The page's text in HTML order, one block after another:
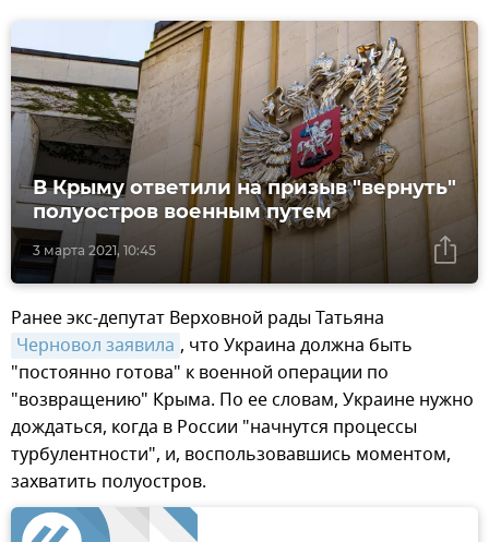
3 марта 2021, 10:45
В Крыму ответили на призыв "вернуть"
полуостров военным путем
Ранее экс-депутат Верховной рады Татьяна
Черновол заявила , что Украина должна быть
"постоянно готова" к военной операции по
"возвращению" Крыма. По ее словам, Украине нужно
дождаться, когда в России "начнутся процессы
турбулентности", и, воспользовавшись моментом,
захватить полуостров.